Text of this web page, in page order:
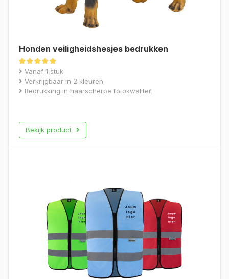
Honden veiligheidshesjes bedrukken
Gewaardeerd
5.00
uit 5
Vanaf 1 stuk
Verkrijgbaar in 2 kleuren
Bedrukking in haarscherpe fotokwaliteit
Bekijk product